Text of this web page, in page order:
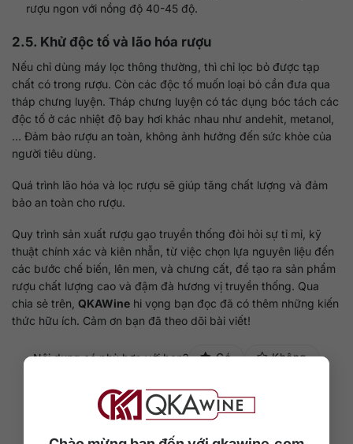
rượu ngon với nồng độ 40-45 độ.
2.5. Khử độc tố và lão hóa rượu
Nếu chỉ dùng máy lọc thông thường, thì chỉ lọc bỏ được tạp
chất có trong rượu. Còn các độc tố muốn loại bỏ cần đưa qua
tháp chưng luyện. Tháp chưng luyện có tác dụng bóc tách các
độc tố ở các nhiệt độ bay hơi khác nhau như andehit, metanol,
… Đảm bảo rượu an toàn, không ảnh hưởng đến sức khỏe của
người tiêu dùng.
Quá trình lão hóa và lọc rượu sẽ giúp tăng chất lượng và đảm
bảo an toàn cho rượu.
Quy trình sản xuất rượu gạo truyền thống đòi hỏi sự tỉ mỉ, kỹ
thuật chính xác và kiên nhẫn, từ việc chọn lựa nguyên liệu đến
các bước chế biến, lên men, và chưng cất, để tạo ra sản phẩm
rượu chất lượng cao và đậm đà hương vị truyền thống. Qua
chia sẻ trên, QKAWine hi vọng bạn đọc đã có thêm những kiến
thức hữu ích. Cảm ơn bạn đã theo dõi bài viết!
Nội dung có phù hợp với bạn? Có Không